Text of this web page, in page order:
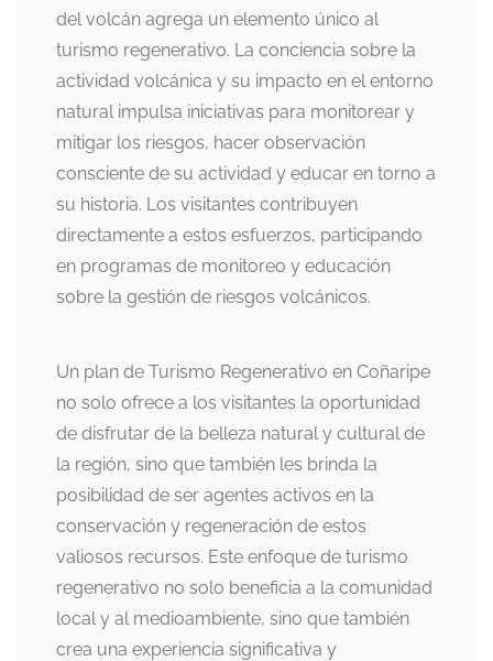
del volcán agrega un elemento único al
turismo regenerativo. La conciencia sobre la
actividad volcánica y su impacto en el entorno
natural impulsa iniciativas para monitorear y
mitigar los riesgos, hacer observación
consciente de su actividad y educar en torno a
su historia. Los visitantes contribuyen
directamente a estos esfuerzos, participando
en programas de monitoreo y educación
sobre la gestión de riesgos volcánicos.
Un plan de Turismo Regenerativo en Coñaripe
no solo ofrece a los visitantes la oportunidad
de disfrutar de la belleza natural y cultural de
la región, sino que también les brinda la
posibilidad de ser agentes activos en la
conservación y regeneración de estos
valiosos recursos. Este enfoque de turismo
regenerativo no solo beneficia a la comunidad
local y al medioambiente, sino que también
crea una experiencia significativa y